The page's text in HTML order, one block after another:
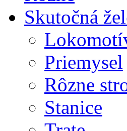
Skutočná
Priemysel
Rôzne
Stanice